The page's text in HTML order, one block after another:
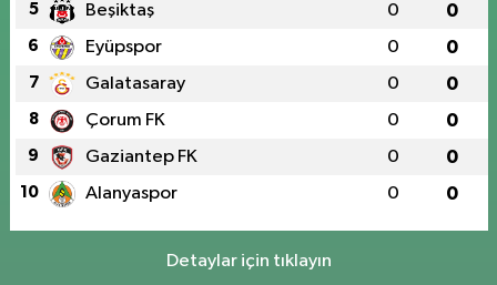
5 Beşiktaş 0 0
6 Eyüpspor 0 0
7 Galatasaray 0 0
8 Çorum FK 0 0
9 Gaziantep FK 0 0
10 Alanyaspor 0 0
Detaylar için tıklayın